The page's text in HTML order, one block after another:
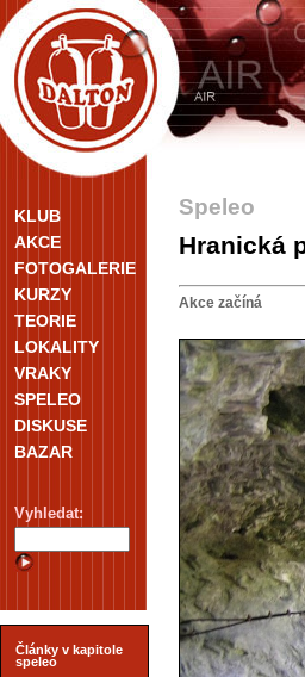
KLUB
AKCE
FOTOGALERIE
KURZY
TEORIE
LOKALITY
VRAKY
SPELEO
DISKUSE
BAZAR
Vyhledat:
Články v kapitole
speleo
Speleo
Hranická
Akce začíná